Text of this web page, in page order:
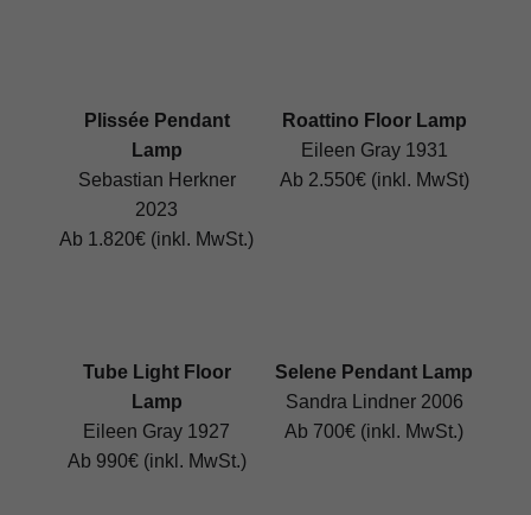
Plissée Pendant
Lamp
Sebastian Herkner
2023
Ab 1.820€ (inkl. MwSt.)
Roattino Floor Lamp
Eileen Gray 1931
Ab 2.550€ (inkl. MwSt)
Tube Light Floor
Lamp
Eileen Gray 1927
Ab 990€ (inkl. MwSt.)
Selene Pendant Lamp
Sandra Lindner 2006
Ab 700€ (inkl. MwSt.)